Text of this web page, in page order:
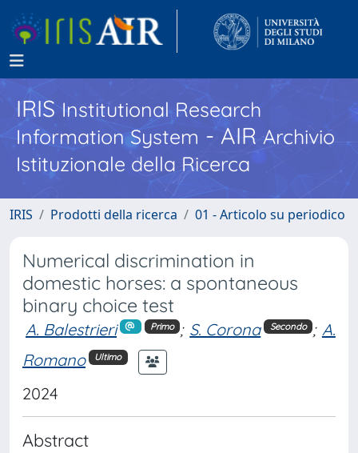
IRISInstitutional Research
Information System - AIR Archivio
Istituzionale della Ricerca
IRIS Prodotti della ricerca 01 - Articolo su periodico
Numerical discrimination in
domestic horses: a spontaneous
binary choice test
A. Balestrieri Primo ; S. Corona Secondo ; A.
Romano
Ultimo
2024
Abstract